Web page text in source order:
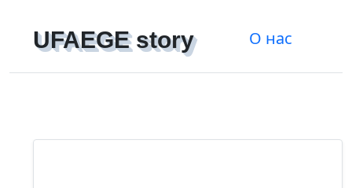
UFAEGE story О нас